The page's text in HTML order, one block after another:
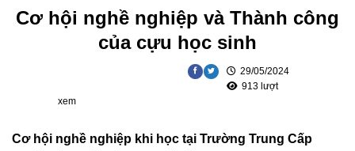
Cơ hội nghề nghiệp và Thành công
của cựu học sinh
29/05/2024
913 lượt
xem
Cơ hội nghề nghiệp khi học tại Trường Trung Cấp